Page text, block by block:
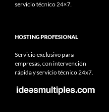
servicio técnico 24×7.
HOSTING PROFESIONAL
Servicio exclusivo para
empresas, con intervención
rápida y servicio técnico 24x7.